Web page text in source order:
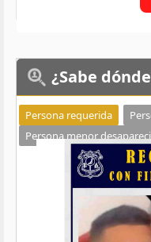
¿Sabe
Persona requerida
Persona menor